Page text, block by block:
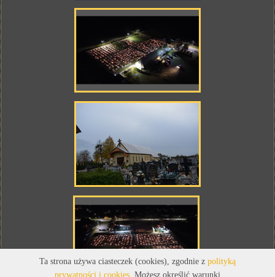
Ta strona używa ciasteczek (cookies), zgodnie z polityką
prywatności i cookies. Możesz określić warunki